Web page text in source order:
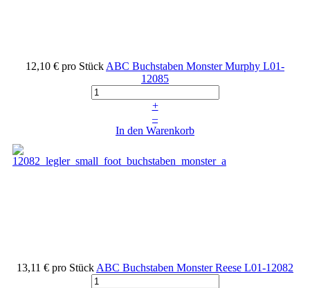
12,10 € pro Stück ABC Buchstaben Monster Murphy L01-
12085
+
–
In den Warenkorb
13,11 € pro Stück ABC Buchstaben Monster Reese L01-12082